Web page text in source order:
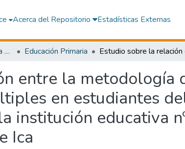
Acerca del Repositorio Estadísticas Externas
Facultad de Ciencias de la Educación y Humanidades Educación Primaria
entre la metodología
en estudiantes
institución educativa
Ica